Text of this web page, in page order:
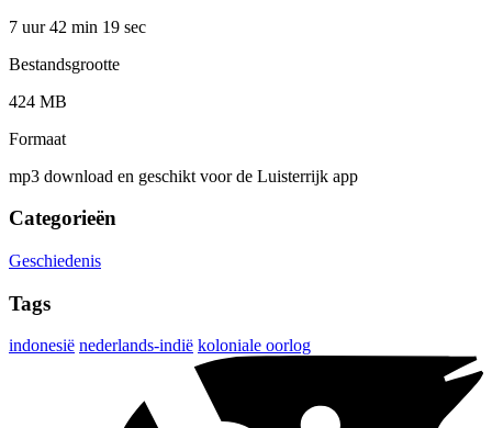
7 uur 42 min 19 sec
Bestandsgrootte
424 MB
Formaat
mp3 download en geschikt voor de Luisterrijk app
Categorieën
Geschiedenis
Tags
indonesië nederlands-indië koloniale oorlog